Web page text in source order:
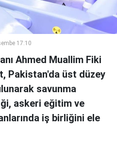
17:10
Ahmed Muallim Fiki
Pakistan'da üst düzey
savunma
askeri eğitim ve
iş birliğini ele